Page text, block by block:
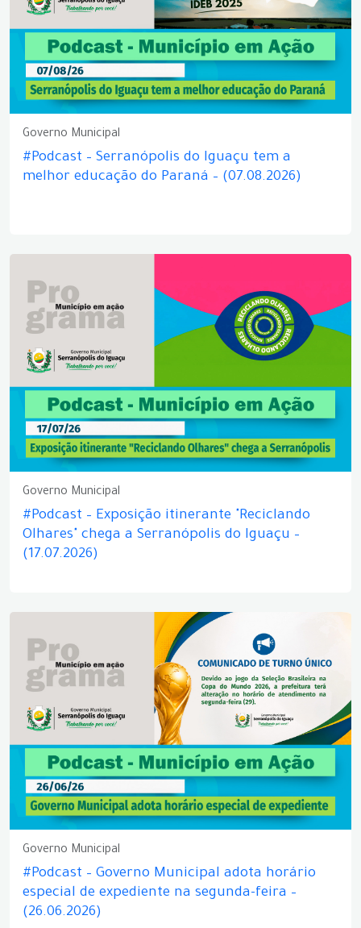
Governo Municipal
#Podcast – Serranópolis do Iguaçu tem a
melhor educação do Paraná – (07.08.2026)
Governo Municipal
#Podcast – Exposição itinerante "Reciclando
Olhares" chega a Serranópolis do Iguaçu –
(17.07.2026)
Governo Municipal
#Podcast – Governo Municipal adota horário
especial de expediente na segunda-feira –
(26.06.2026)